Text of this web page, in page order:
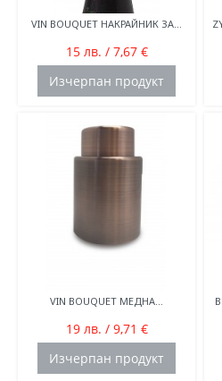
VIN BOUQUET НАКРАЙНИК ЗА...
15 лв. / 7,67 €
Изчерпан продукт
VIN BOUQUET МЕДНА...
19 лв. / 9,71 €
Изчерпан продукт